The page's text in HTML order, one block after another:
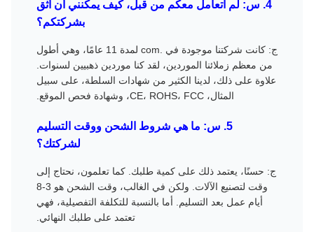
4. س: لم أتعامل معكم من قبل، كيف يمكنني أن أثق
بشركتكم؟
ج: كانت شركتنا موجودة في .com لمدة 11 عامًا، وهي أطول
من معظم زملائنا الموردين، لقد كنا موردين ذهبيين لسنوات.
علاوة على ذلك، لدينا الكثير من شهادات السلطة، على سبيل
المثال، CE، ROHS، FCC، وشهادة فحص الموقع.
5. س: ما هي شروط الشحن ووقت التسليم
لشركتك؟
ج: حسنًا، يعتمد ذلك على كمية طلبك. كما تعلمون، نحتاج إلى
وقت لتصنيع الآلات. ولكن في الغالب، وقت الشحن هو 3-8
أيام عمل بعد التسليم. أما بالنسبة للتكلفة التفصيلية، فهي
تعتمد على طلبك النهائي.